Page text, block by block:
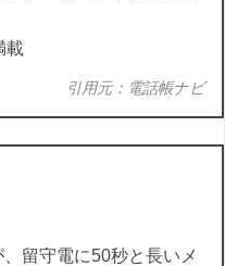
載
引用元：電話帳ナビ
留守電に50秒と長いメ